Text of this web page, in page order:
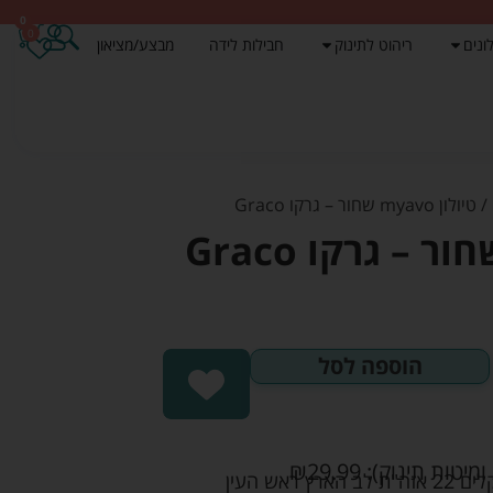
ריהוט לתינוק חבילות לידה מבצע/מציאון
0
/ טיולון myavo שחור – גרקו Graco
הוספה לסל
תינוק): ₪29.99 העין